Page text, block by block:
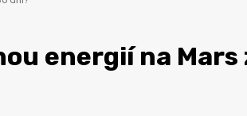
energií na Mars